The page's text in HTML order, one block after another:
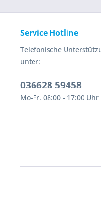
Service Hotline
Telefonische
unter:
036628 59458
Mo-Fr. 08:00 - 17:00 Uhr